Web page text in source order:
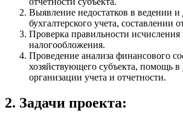
Выявление недостатков в ведении и
бухгалтерского учета, составлении
Проверка правильности
налогообложения.
Проведение анализа финансового
хозяйствующего субъекта, помощь
организации учета и отчетности.
2. Задачи проекта: